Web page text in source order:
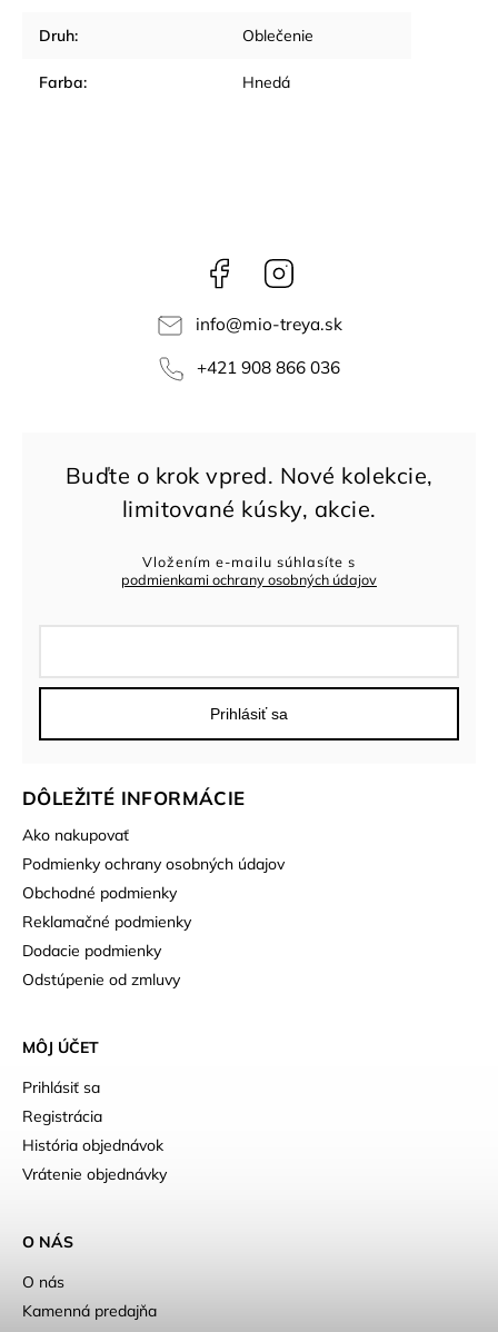
Druh: Oblečenie
Farba: Hnedá
Facebook
info@mio-treya.sk
+421 908 866 036
DÔLEŽITÉ INFORMÁCIE
Ako nakupovať
Podmienky ochrany osobných údajov
Obchodné podmienky
Reklamačné podmienky
Dodacie podmienky
Odstúpenie od zmluvy
MÔJ ÚČET
Prihlásiť sa
Registrácia
História objednávok
Vrátenie objednávky
Vložením e-mailu súhlasíte s
podmienkami ochrany osobných údajov
Prihlásiť sa
O NÁS
O nás
Kamenná predajňa